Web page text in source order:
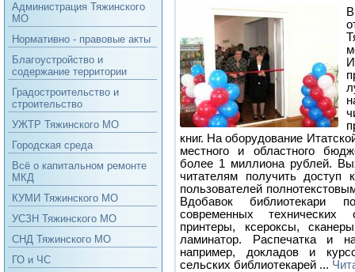
Администрация Тяжинского
МО
Нормативно - правовые акты
Благоустройство и
содержание территории
Градостроительство и
строительство
УЖТР Тяжинского МО
Городская среда
Всё о капитальном ремонте
МКД
КУМИ Тяжинского МО
УСЗН Тяжинского МО
СНД Тяжинского МО
ГО и ЧС
книг. На оборудование
местного и областного
более 1 миллиона рублей.
читателям получить
пользователей
Вдобавок библиотекари
современных
принтеры, ксероксы,
ламинатор. Распечатка и
например, докладов и
сельских библиотекарей ...